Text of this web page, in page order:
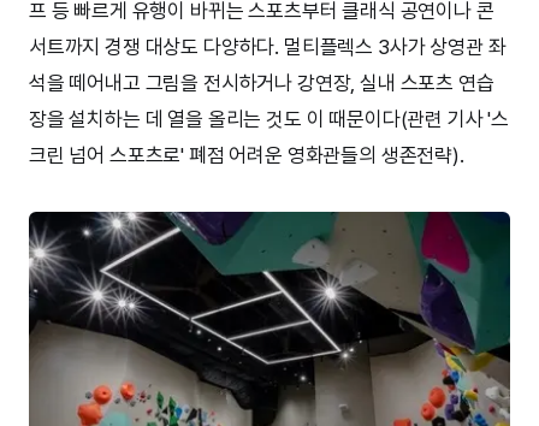
프 등 빠르게 유행이 바뀌는 스포츠부터 클래식 공연이나 콘
서트까지 경쟁 대상도 다양하다. 멀티플렉스 3사가 상영관 좌
석을 떼어내고 그림을 전시하거나 강연장, 실내 스포츠 연습
장을 설치하는 데 열을 올리는 것도 이 때문이다(관련 기사 '스
크린 넘어 스포츠로' 폐점 어려운 영화관들의 생존전략).